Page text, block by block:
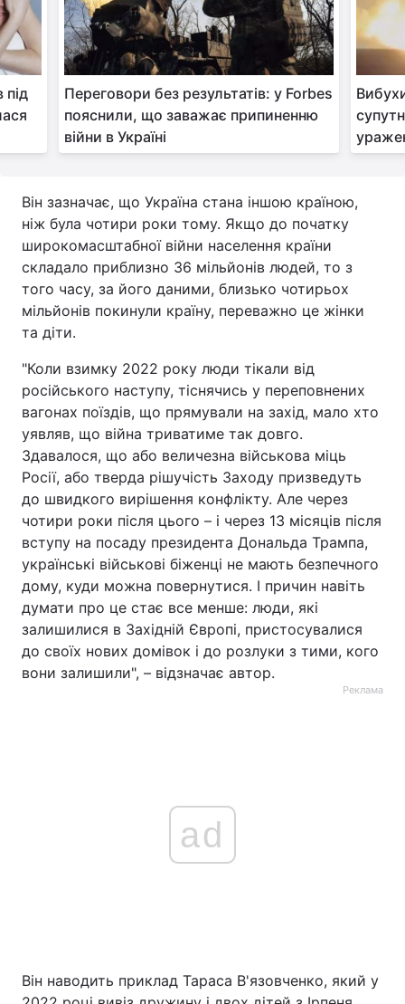
Переговори без результатів: у Forbes
пояснили, що заважає припиненню
війни в Україні
Він зазначає, що Україна стана іншою країною,
ніж була чотири роки тому. Якщо до початку
широкомасштабної війни населення країни
складало приблизно 36 мільйонів людей, то з
того часу, за його даними, близько чотирьох
мільйонів покинули країну, переважно це жінки
та діти.
"Коли взимку 2022 року люди тікали від
російського наступу, тіснячись у переповнених
вагонах поїздів, що прямували на захід, мало хто
уявляв, що війна триватиме так довго.
Здавалося, що або величезна військова міць
Росії, або тверда рішучість Заходу призведуть
до швидкого вирішення конфлікту. Але через
чотири роки після цього – і через 13 місяців після
вступу на посаду президента Дональда Трампа,
українські військові біженці не мають безпечного
дому, куди можна повернутися. І причин навіть
думати про це стає все менше: люди, які
залишилися в Західній Європі, пристосувалися
до своїх нових домівок і до розлуки з тими, кого
вони залишили", – відзначає автор.
Реклама
ad
Він наводить приклад Тараса В'язовченко, який у